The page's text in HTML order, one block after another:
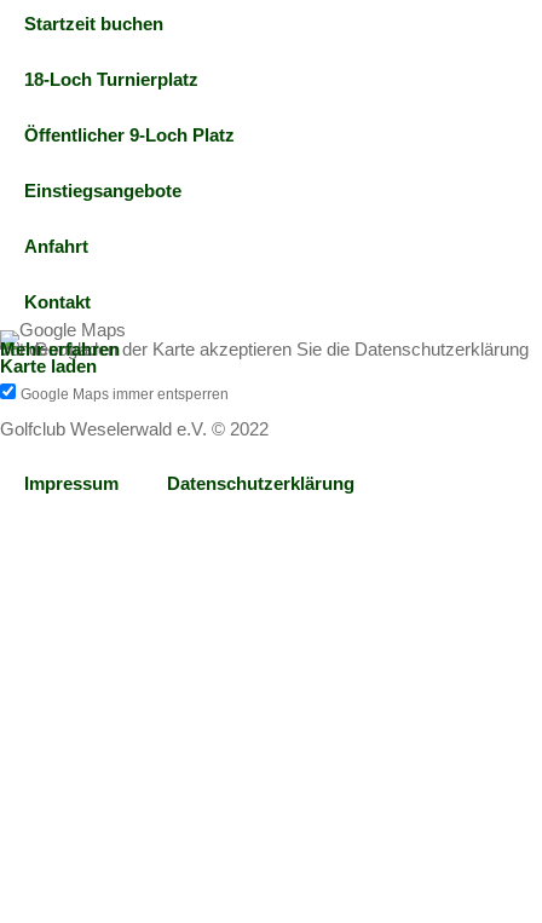
Startzeit buchen
18-Loch Turnierplatz
Öffentlicher 9-Loch Platz
Einstiegsangebote
Anfahrt
Kontakt
Mit dem Laden der Karte akzeptieren Sie die Datenschutzerklärung von Google.
Mehr erfahren
Karte laden
Google Maps immer entsperren
Golfclub Weselerwald e.V. © 2022
Impressum Datenschutzerklärung